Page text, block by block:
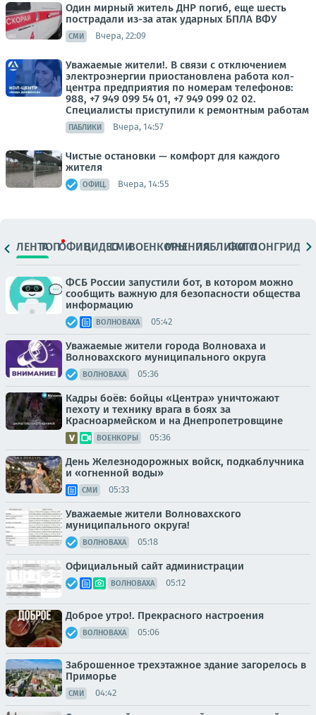
Один мирный житель ДНР погиб, еще шесть
пострадали из-за атак ударных БПЛА ВФУ
СМИ Вчера, 22:09
Уважаемые жители!. В связи с отключением
электроэнергии приостановлена работа кол-
центра предприятия по номерам телефонов:
988, +7 949 099 54 01, +7 949 099 02 02.
Специалисты приступили к ремонтным работам
ПАБЛИКИ Вчера, 14:57
Чистые остановки — комфорт для каждого
жителя
ОФИЦ. Вчера, 14:55
ЛЕНТАТОПОФИЦ.ВИДЕОСМИВОЕНКОРЫМНЕНИЯПАБЛИКИ
ФОТОЛОНГРИДЫ
ФСБ России запустили бот, в котором можно
сообщить важную для безопасности общества
информацию
ВОЛНОВАХА 05:42
Уважаемые жители города Волноваха и
Волновахского муниципального округа
ВОЛНОВАХА 05:36
Кадры боёв: бойцы «Центра» уничтожают
пехоту и технику врага в боях за
Красноармейском и на Днепропетровщине
ВОЕНКОРЫ 05:36
День Железнодорожных войск, подкаблучника
и «огненной воды»
СМИ 05:33
Уважаемые жители Волновахского
муниципального округа!
ВОЛНОВАХА 05:18
Официальный сайт администрации
ВОЛНОВАХА 05:12
Доброе утро!. Прекрасного настроения
ВОЛНОВАХА 05:06
Заброшенное трехэтажное здание загорелось в
Приморье
СМИ 04:42